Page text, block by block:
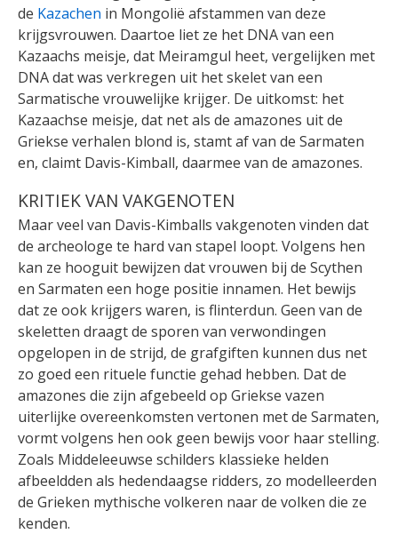
de Kazachen in Mongolië afstammen van deze
krijgsvrouwen. Daartoe liet ze het DNA van een
Kazaachs meisje, dat Meiramgul heet, vergelijken met
DNA dat was verkregen uit het skelet van een
Sarmatische vrouwelijke krijger. De uitkomst: het
Kazaachse meisje, dat net als de amazones uit de
Griekse verhalen blond is, stamt af van de Sarmaten
en, claimt Davis-Kimball, daarmee van de amazones.
KRITIEK VAN VAKGENOTEN
Maar veel van Davis-Kimballs vakgenoten vinden dat
de archeologe te hard van stapel loopt. Volgens hen
kan ze hooguit bewijzen dat vrouwen bij de Scythen
en Sarmaten een hoge positie innamen. Het bewijs
dat ze ook krijgers waren, is flinterdun. Geen van de
skeletten draagt de sporen van verwondingen
opgelopen in de strijd, de grafgiften kunnen dus net
zo goed een rituele functie gehad hebben. Dat de
amazones die zijn afgebeeld op Griekse vazen
uiterlijke overeenkomsten vertonen met de Sarmaten,
vormt volgens hen ook geen bewijs voor haar stelling.
Zoals Middeleeuwse schilders klassieke helden
afbeeldden als hedendaagse ridders, zo modelleerden
de Grieken mythische volkeren naar de volken die ze
kenden.